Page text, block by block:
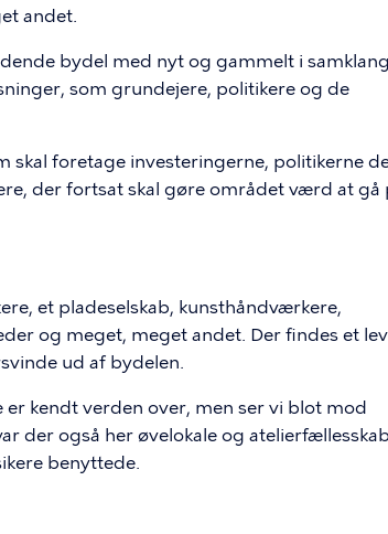
andet.
bydel med nyt og gammelt i
som grundejere, politikere og de
skal foretage investeringerne, politikerne
der fortsat skal gøre området værd at gå
et pladeselskab, kunsthåndværkere,
og meget, meget andet. Der findes et
ud af bydelen.
kendt verden over, men ser vi blot mod
der også her øvelokale og
benyttede.